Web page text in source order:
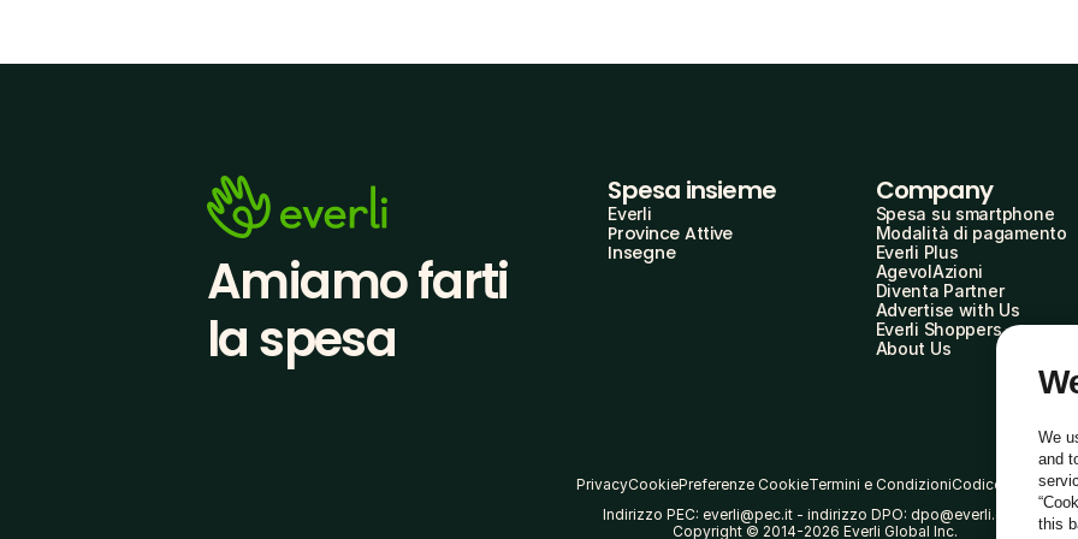
Amiamo farti
la spesa
Spesa insieme
Everli
Province Attive
Insegne
Company
Spesa su smartphone
Modalità di pagamento
Everli Plus
AgevolAzioni
Diventa Partner
Advertise with Us
Everli Shoppers
About Us
PrivacyCookiePreferenze CookieTermini e CondizioniCodice Etico
Indirizzo PEC: everli@pec.it - indirizzo DPO: dpo@everli.com
Copyright © 2014-2026 Everli Global Inc.
We
and
this